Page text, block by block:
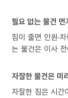
필요 없는 물건 먼
짐이 줄면 인원·
는 물건은 이사
자잘한 물건은 미
자잘한 짐은 시간